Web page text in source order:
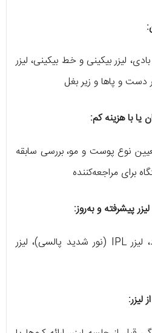
لیزر بیکینی و خط بیکینی، لیزر
دست و پاها و زیر بغل
با هزینه کم:
نوع پوست و مو، بررسی سابقه
برای مراجعه‌کننده
پیشرفته و به‌روز:
لیزر الکساندرایت، لیزر دایود، لیزر IPL (نور شدید پالسی)، لیزر
لیزر: